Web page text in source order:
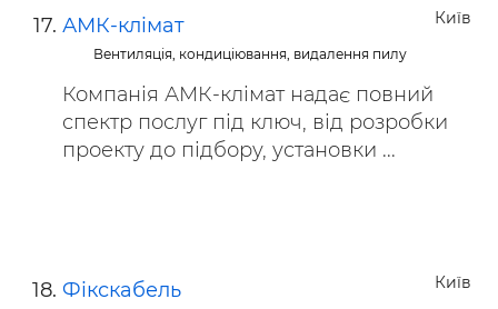
Київ
АМК-клімат
Вентиляція, кондиціювання, видалення пилу
Компанія АМК-клімат надає повний
спектр послуг під ключ, від розробки
проекту до підбору, установки ...
Київ
Фікскабель